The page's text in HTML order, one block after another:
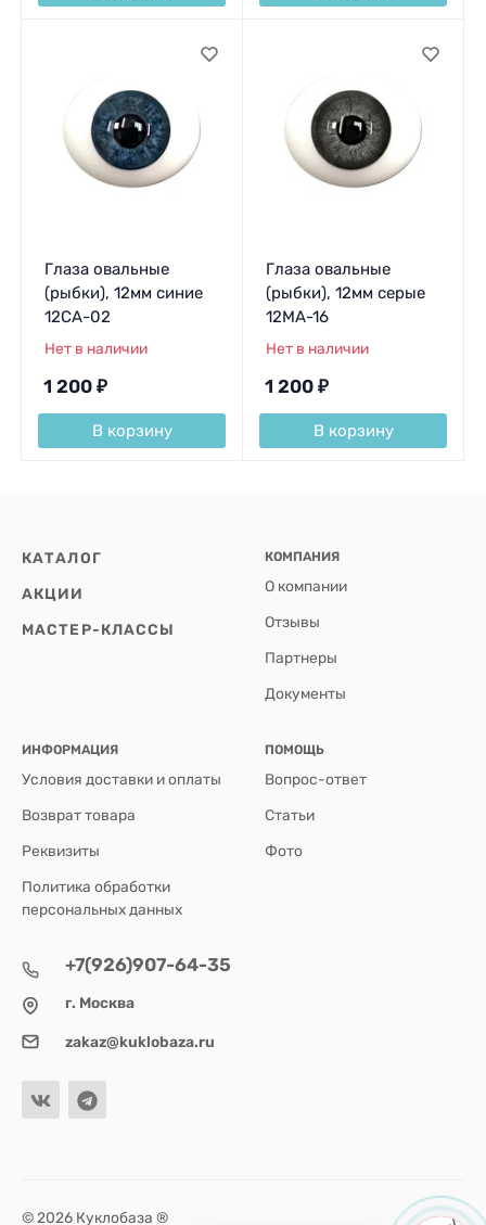
Глаза овальные
(рыбки), 12мм синие
12CA-02
Нет в наличии
1 200 ₽
В корзину
Глаза овальные
(рыбки), 12мм серые
12MA-16
Нет в наличии
1 200 ₽
В корзину
КАТАЛОГ
АКЦИИ
МАСТЕР-КЛАССЫ
КОМПАНИЯ
О компании
Отзывы
Партнеры
Документы
ИНФОРМАЦИЯ
Условия доставки и оплаты
Возврат товара
Реквизиты
Политика обработки
персональных данных
ПОМОЩЬ
Вопрос-ответ
Статьи
Фото
+7(926)907-64-35
г. Москва
zakaz@kuklobaza.ru
© 2026 Куклобаза ®